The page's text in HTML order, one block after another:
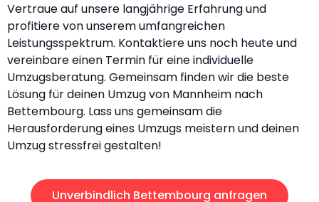
Vertraue auf unsere langjährige Erfahrung und
profitiere von unserem umfangreichen
Leistungsspektrum. Kontaktiere uns noch heute und
vereinbare einen Termin für eine individuelle
Umzugsberatung. Gemeinsam finden wir die beste
Lösung für deinen Umzug von Mannheim nach
Bettembourg. Lass uns gemeinsam die
Herausforderung eines Umzugs meistern und deinen
Umzug stressfrei gestalten!
Unverbindlich Bettembourg anfragen